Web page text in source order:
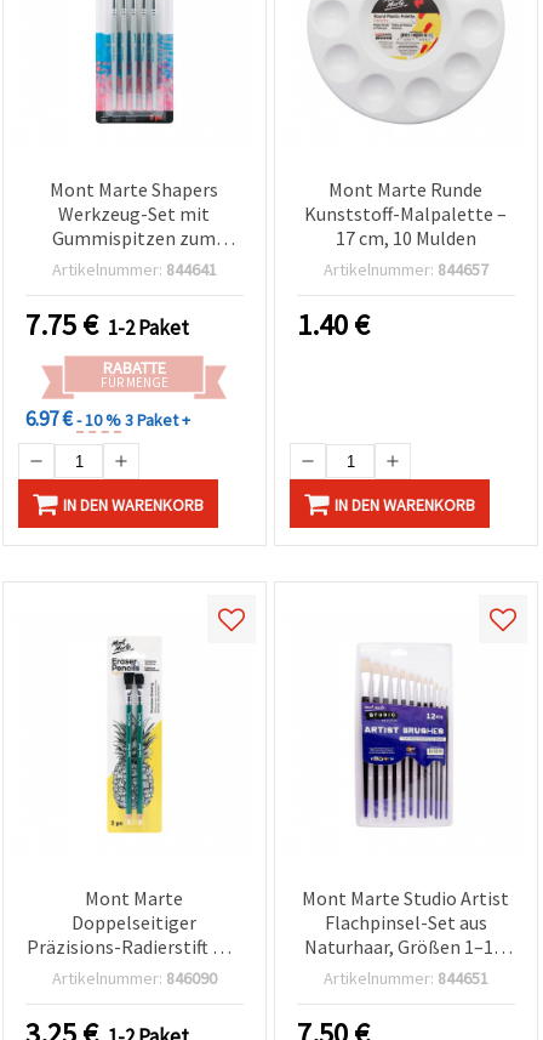
Mont Marte Shapers
Werkzeug-Set mit
Gummispitzen zum
Malen & Modellieren, 5-
Artikelnummer: 844641
7.75€ 1-2 Paket
RABATTE
FÜR MENGE
6.97 €- 10 %3 Paket +
IN DEN WARENKORB
Mont Marte Runde
Kunststoff-Malpalette –
17 cm, 10 Mulden
Artikelnummer: 844657
1.40€
IN DEN WARENKORB
Mont Marte
Doppelseitiger
Präzisions-Radierstift mit
4 mm Radiermine und
Artikelnummer: 846090
Mont Marte Studio Artist
Flachpinsel-Set aus
Naturhaar, Größen 1–12,
12-teilig
Artikelnummer: 844651